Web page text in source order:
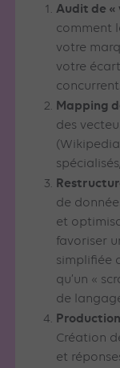
Audit de «
comment
votre
votre
Mapping
des
de
et
favoriser
simplifiée
qu’un «
de
Création
et